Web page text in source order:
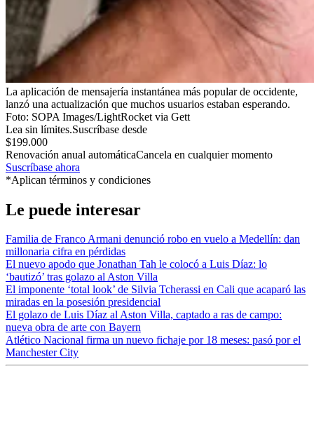
La aplicación de mensajería instantánea más popular de occidente,
lanzó una actualización que muchos usuarios estaban esperando.
Foto: SOPA Images/LightRocket via Gett
Lea sin límites.Suscríbase desde
$199.000
Renovación anual automáticaCancela en cualquier momento
Suscríbase ahora
*Aplican términos y condiciones
Le puede interesar
Familia de Franco Armani denunció robo en vuelo a Medellín: dan
millonaria cifra en pérdidas
El nuevo apodo que Jonathan Tah le colocó a Luis Díaz: lo
‘bautizó’ tras golazo al Aston Villa
El imponente ‘total look’ de Silvia Tcherassi en Cali que acaparó las
miradas en la posesión presidencial
El golazo de Luis Díaz al Aston Villa, captado a ras de campo:
nueva obra de arte con Bayern
Atlético Nacional firma un nuevo fichaje por 18 meses: pasó por el
Manchester City